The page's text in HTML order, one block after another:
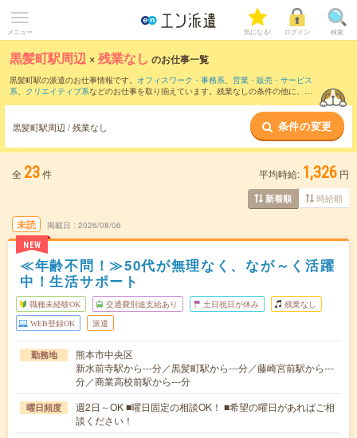
メニュー 気になる! ログイン 検索
黒髪町駅周辺 ×残業なし のお仕事一覧
黒髪町駅の派遣のお仕事情報です。 オフィスワーク・事務系、 営業・販売・サービス
系、 クリエイティブ系などのお仕事を取り揃えています。残業なしの条件の他に、 交
黒髪町駅周辺 / 残業なし 条件の変更
全 23件 平均時給: 1,326 円
新着順 時給順
未読
NEW
掲載日 2026/08/06
≪年齢不問！≫50代が無理なく、なが～く活躍
中！生活サポート
職種未経験OK 交通費別途支給あり 土日祝日が休み 残業なし
WEB登録OK 派遣
勤務地
熊本市中央区
新水前寺駅から---分／黒髪町駅から---分／藤崎宮前駅から---
分／商業高校前駅から---分
曜日頻度
週2日～OK ■曜日固定の相談OK！ ■希望の曜日があればご相
談ください！